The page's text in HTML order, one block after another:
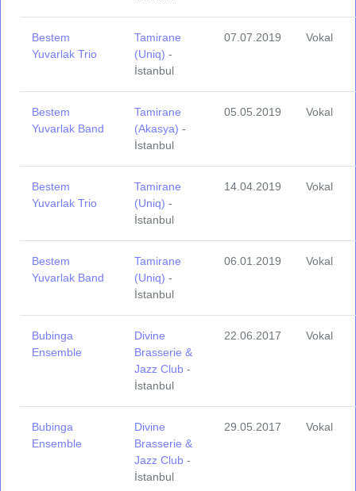
Bestem
Yuvarlak Trio
Tamirane
(Uniq) -
İstanbul
07.07.2019 Vokal
Bestem
Yuvarlak Band
Tamirane
(Akasya) -
İstanbul
05.05.2019 Vokal
Bestem
Yuvarlak Trio
Tamirane
(Uniq) -
İstanbul
14.04.2019 Vokal
Bestem
Yuvarlak Band
Tamirane
(Uniq) -
İstanbul
06.01.2019 Vokal
Bubinga
Ensemble
Divine
Brasserie &
Jazz Club -
İstanbul
22.06.2017 Vokal
Bubinga
Ensemble
Divine
Brasserie &
Jazz Club -
İstanbul
29.05.2017 Vokal